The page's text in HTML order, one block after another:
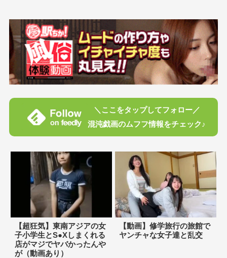
＼ここをタップしてフォロー／
混沌戯画のムフフ情報をチェック♪
【超狂気】東南アジアの女
子小学生とS●Xしまくれる
店がマジでヤバかったんや
が（動画あり）
【動画】修学旅行の旅館で
ヤンチャな女子達と乱交